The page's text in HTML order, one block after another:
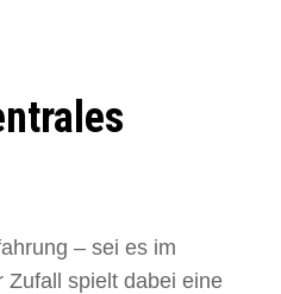
– sei es im
Zufall spielt dabei eine